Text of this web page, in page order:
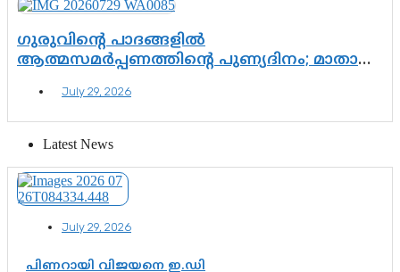
ഗുരുവിന്റെ പാദങ്ങളിൽ
ആത്മസമർപ്പണത്തിന്റെ പുണ്യദിനം; മാതാ
ഗുരുപൂർണിമ ആഘോഷം
July 29, 2026
Latest News
July 29, 2026
പിണറായി വിജയനെ ഇ.ഡി